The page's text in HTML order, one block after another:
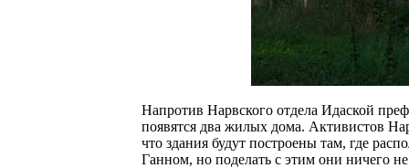
Напротив Нарвского отдела Идаской
появятся два жилых дома. Активистов
что здания будут построены там, где
Ганном, но поделать с этим они ничего